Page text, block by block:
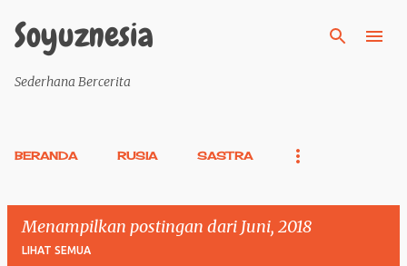
Langsung ke konten utama
Soyuznesia
Sederhana Bercerita
BERANDA RUSIA SASTRA
Menampilkan postingan dari Juni, 2018
LIHAT SEMUA